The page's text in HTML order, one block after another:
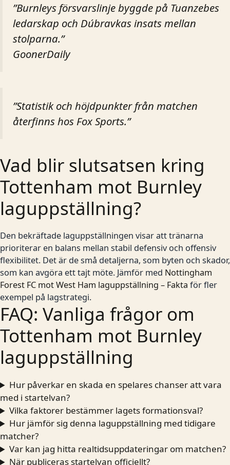
”Burnleys försvarslinje byggde på Tuanzebes
ledarskap och Dúbravkas insats mellan
stolparna.”
GoonerDaily
”Statistik och höjdpunkter från matchen
återfinns hos Fox Sports.”
Vad blir slutsatsen kring
Tottenham mot Burnley
laguppställning?
Den bekräftade laguppställningen visar att tränarna
prioriterar en balans mellan stabil defensiv och offensiv
flexibilitet. Det är de små detaljerna, som byten och skador,
som kan avgöra ett tajt möte. Jämför med Nottingham
Forest FC mot West Ham laguppställning – Fakta för fler
exempel på lagstrategi.
FAQ: Vanliga frågor om
Tottenham mot Burnley
laguppställning
Hur påverkar en skada en spelares chanser att vara
med i startelvan?
Vilka faktorer bestämmer lagets formationsval?
Hur jämför sig denna laguppställning med tidigare
matcher?
Var kan jag hitta realtidsuppdateringar om matchen?
När publiceras startelvan officiellt?